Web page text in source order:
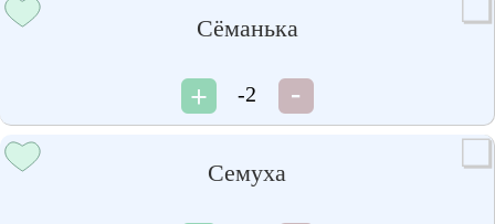
Сёманька
-2
Семуха